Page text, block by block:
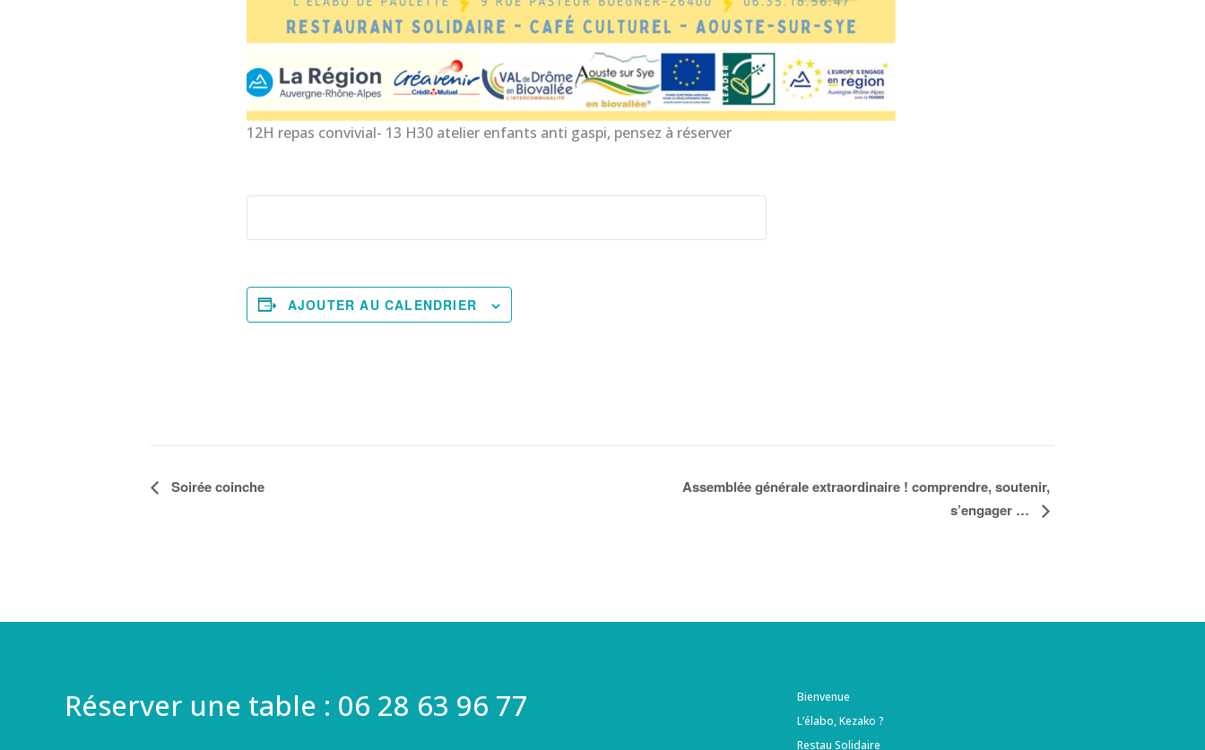
12H repas convivial- 13 H30 atelier enfants anti gaspi, pensez à réserver
AJOUTER AU CALENDRIER
Navigation
Soirée coinche
Assemblée générale extraordinaire ! comprendre, soutenir,
s’engager …
Réserver une table : 06 28 63 96 77
Bienvenue
L’élabo, Kezako ?
Restau Solidaire